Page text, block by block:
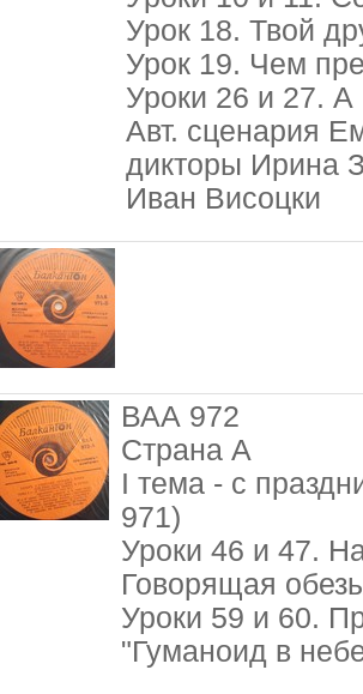
Урок 18. Твой
Урок 19. Чем
Уроки 26 и 27. А
Авт. сценария
дикторы Ирина
Иван Висоцки
ВАА 972
Страна А
I тема - с
971)
Уроки 46 и 47.
Говорящая
Уроки 59 и 60.
"Гуманоид в